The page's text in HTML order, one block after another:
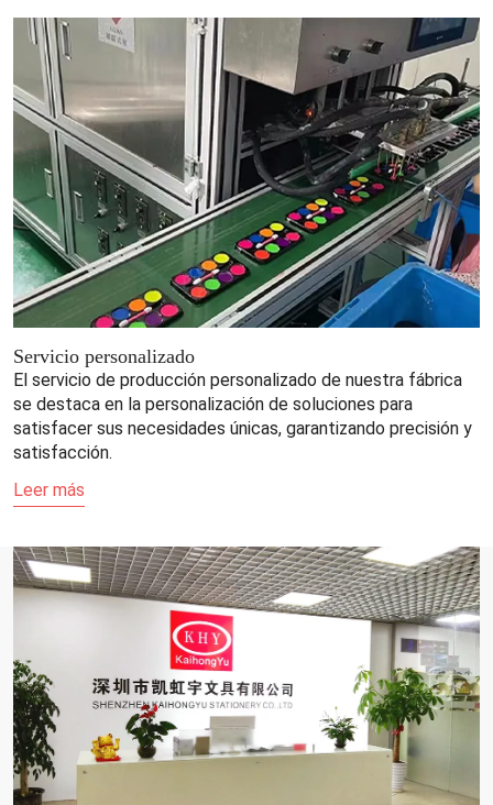
Servicio personalizado
El servicio de producción personalizado de nuestra fábrica
se destaca en la personalización de soluciones para
satisfacer sus necesidades únicas, garantizando precisión y
satisfacción.
Leer más